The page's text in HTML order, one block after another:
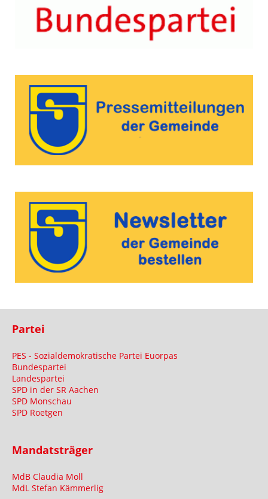
Partei
PES - Sozialdemokratische Partei Euorpas
Bundespartei
Landespartei
SPD in der SR Aachen
SPD Monschau
SPD Roetgen
Mandatsträger
MdB Claudia Moll
MdL Stefan Kämmerlig